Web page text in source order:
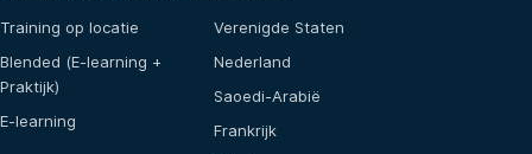
Training op locatie
Blended (E-learning +
Praktijk)
E-learning
Verenigde Staten
Nederland
Saoedi-Arabië
Frankrijk